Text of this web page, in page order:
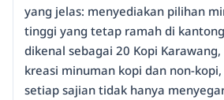
yang jelas: menyediakan pilihan
tinggi yang tetap ramah di
dikenal sebagai 20 Kopi
kreasi minuman kopi dan non-
setiap sajian tidak hanya